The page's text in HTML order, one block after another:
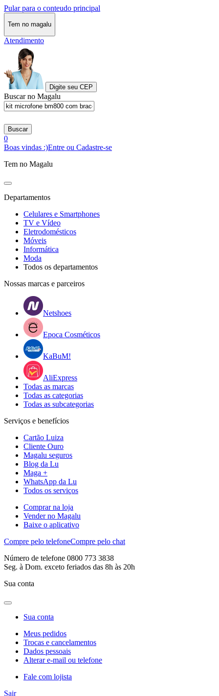
Pular para o conteudo principal
Tem no magalu
Atendimento
Digite seu CEP
Buscar no Magalu
Buscar
0
Boas vindas :)Entre ou Cadastre-se
Tem no Magalu
Departamentos
Celulares e Smartphones
TV e Vídeo
Eletrodomésticos
Móveis
Informática
Moda
Todos os departamentos
Nossas marcas e parceiros
Netshoes
Epoca Cosméticos
KaBuM!
AliExpress
Todas as marcas
Todas as categorias
Todas as subcategorias
Serviços e benefícios
Cartão Luiza
Cliente Ouro
Magalu seguros
Blog da Lu
Maga +
WhatsApp da Lu
Todos os serviços
Comprar na loja
Vender no Magalu
Baixe o aplicativo
Compre pelo telefoneCompre pelo chat
Número de telefone 0800 773 3838
Seg. à Dom. exceto feriados das 8h às 20h
Sua conta
Sua conta
Meus pedidos
Trocas e cancelamentos
Dados pessoais
Alterar e-mail ou telefone
Fale com lojista
Sair